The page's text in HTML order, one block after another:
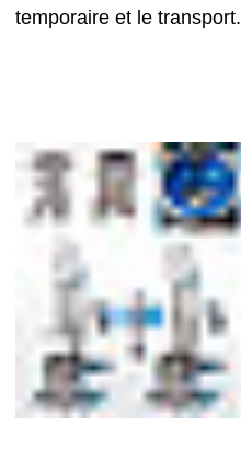
temporaire et le transport.